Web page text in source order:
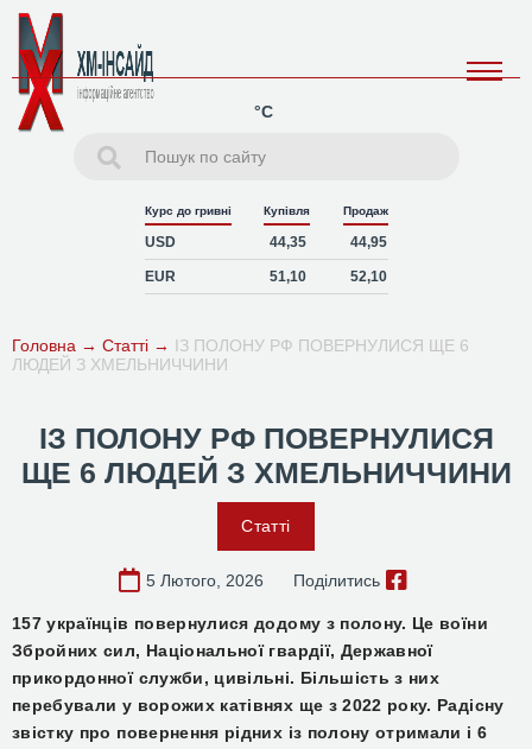
°C
Курс до гривні Купівля Продаж
USD 44,35 44,95
EUR 51,10 52,10
Головна → Статті → ІЗ ПОЛОНУ РФ ПОВЕРНУЛИСЯ ЩЕ 6
ЛЮДЕЙ З ХМЕЛЬНИЧЧИНИ
ІЗ ПОЛОНУ РФ ПОВЕРНУЛИСЯ
ЩЕ 6 ЛЮДЕЙ З ХМЕЛЬНИЧЧИНИ
Статті
5 Лютого, 2026 Поділитись
157 українців повернулися додому з полону. Це воїни
Збройних сил, Національної гвардії, Державної
прикордонної служби, цивільні. Більшість з них
перебували у ворожих катівнях ще з 2022 року. Радісну
звістку про повернення рідних із полону отримали і 6